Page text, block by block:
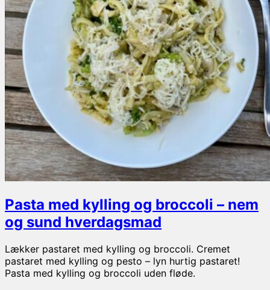
Pasta med kylling og broccoli – nem
og sund hverdagsmad
Lækker pastaret med kylling og broccoli. Cremet
pastaret med kylling og pesto – lyn hurtig pastaret!
Pasta med kylling og broccoli uden fløde.